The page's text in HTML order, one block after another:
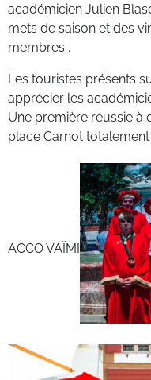
académicien Julien
mets de saison et des
membres .
Les touristes présents
apprécier les
Une première réussie à
place Carnot totalement
ACCO VAÏMI